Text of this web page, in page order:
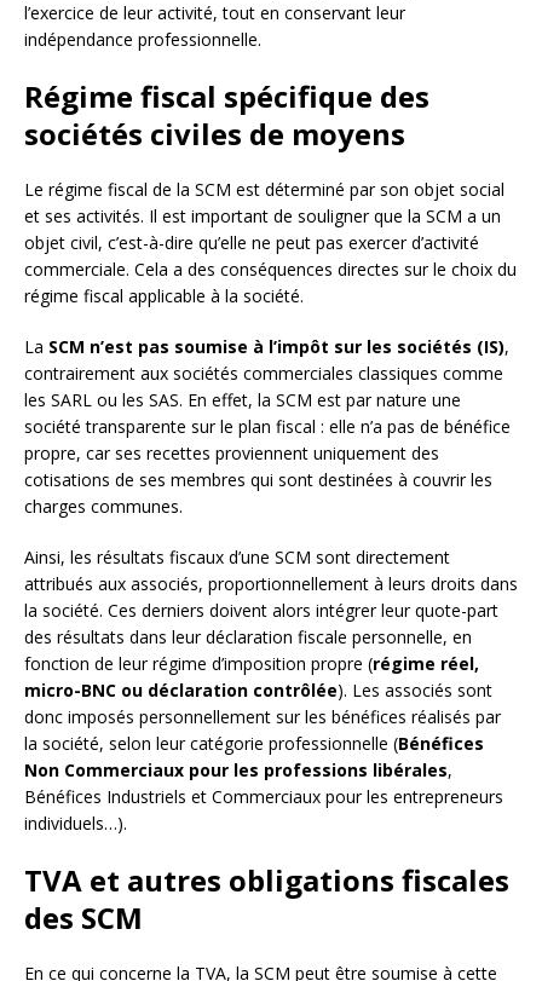
l’exercice de leur activité, tout en conservant leur
indépendance professionnelle.
Régime fiscal spécifique des
sociétés civiles de moyens
Le régime fiscal de la SCM est déterminé par son objet social
et ses activités. Il est important de souligner que la SCM a un
objet civil, c’est-à-dire qu’elle ne peut pas exercer d’activité
commerciale. Cela a des conséquences directes sur le choix du
régime fiscal applicable à la société.
La SCM n’est pas soumise à l’impôt sur les sociétés (IS),
contrairement aux sociétés commerciales classiques comme
les SARL ou les SAS. En effet, la SCM est par nature une
société transparente sur le plan fiscal : elle n’a pas de bénéfice
propre, car ses recettes proviennent uniquement des
cotisations de ses membres qui sont destinées à couvrir les
charges communes.
Ainsi, les résultats fiscaux d’une SCM sont directement
attribués aux associés, proportionnellement à leurs droits dans
la société. Ces derniers doivent alors intégrer leur quote-part
des résultats dans leur déclaration fiscale personnelle, en
fonction de leur régime d’imposition propre (régime réel,
micro-BNC ou déclaration contrôlée). Les associés sont
donc imposés personnellement sur les bénéfices réalisés par
la société, selon leur catégorie professionnelle (Bénéfices
Non Commerciaux pour les professions libérales,
Bénéfices Industriels et Commerciaux pour les entrepreneurs
individuels…).
TVA et autres obligations fiscales
des SCM
En ce qui concerne la TVA, la SCM peut être soumise à cette